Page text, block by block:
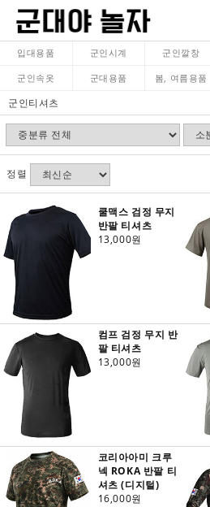
입대용품 군인시계 군인깔창
군인속옷 군대용품 봄, 여름용품
군인티셔츠
정렬
쿨맥스 검정 무지
반팔 티셔츠
13,000원
컴프 검정 무지 반
팔 티셔츠
13,000원
코리아아미 크루
넥 ROKA 반팔 티
셔츠 (디지털)
16,000원